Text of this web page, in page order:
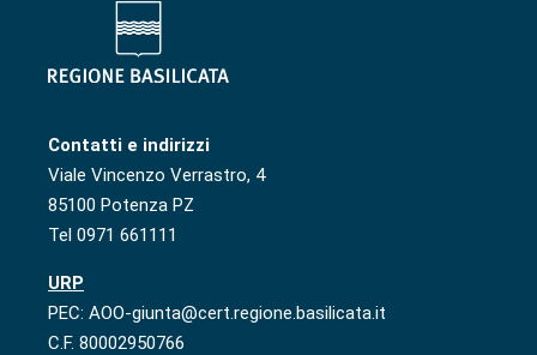
Contatti e indirizzi
Viale Vincenzo Verrastro, 4
85100 Potenza PZ
Tel 0971 661111
URP
PEC: AOO-giunta@cert.regione.basilicata.it
C.F. 80002950766